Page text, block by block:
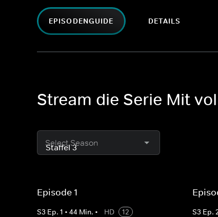
EPISODENGUIDE DETAILS
Stream die Serie Mit
Select Season
Episode 1
S3 Ep. 1 • 44 Min. • HD
12
S3 Ep.